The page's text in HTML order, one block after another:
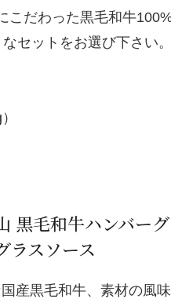
だわった黒毛和牛
セットをお選び下さい。
黒毛和牛ハンバー
ラスソース
国産黒毛和牛、素材の風